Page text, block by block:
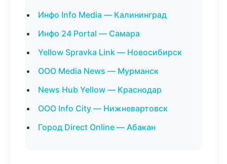
Инфо Info Media — Калининград
Инфо 24 Portal — Самара
Yellow Spravka Link — Новосибирск
ООО Media News — Мурманск
News Hub Yellow — Краснодар
ООО Info City — Нижневартовск
Город Direct Online — Абакан